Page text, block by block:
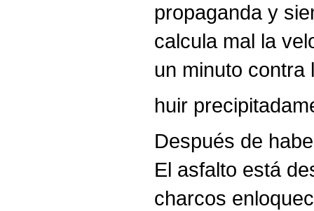
propaganda y
calcula mal la
un minuto contra
huir
Después de
El asfalto está
charcos